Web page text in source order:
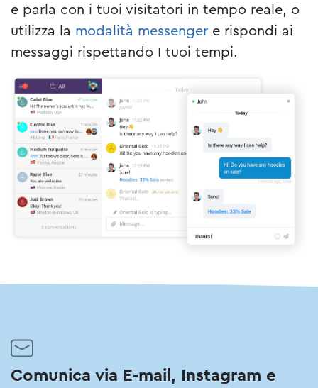
e parla con i tuoi visitatori in tempo reale, o
utilizza la modalità messenger e rispondi ai
messaggi rispettando I tuoi tempi.
Comunica via E-mail, Instagram e